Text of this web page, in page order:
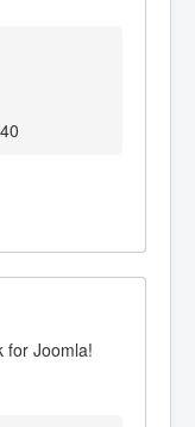
for Joomla!